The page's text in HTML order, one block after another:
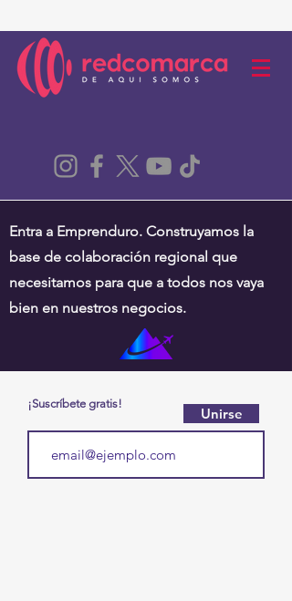
Entra a Emprenduro. Construyamos la
base de colaboración regional que
necesitamos para que a todos nos vaya
bien en nuestros negocios.
¡Suscríbete gratis!
Unirse